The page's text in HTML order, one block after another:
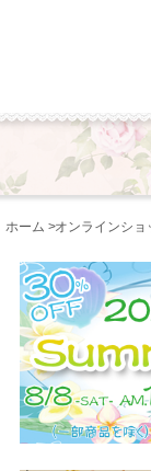
ホーム >オンラインショ